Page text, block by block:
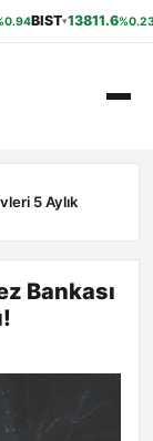
BIST▾13811.6
5 Aylık
Bankası